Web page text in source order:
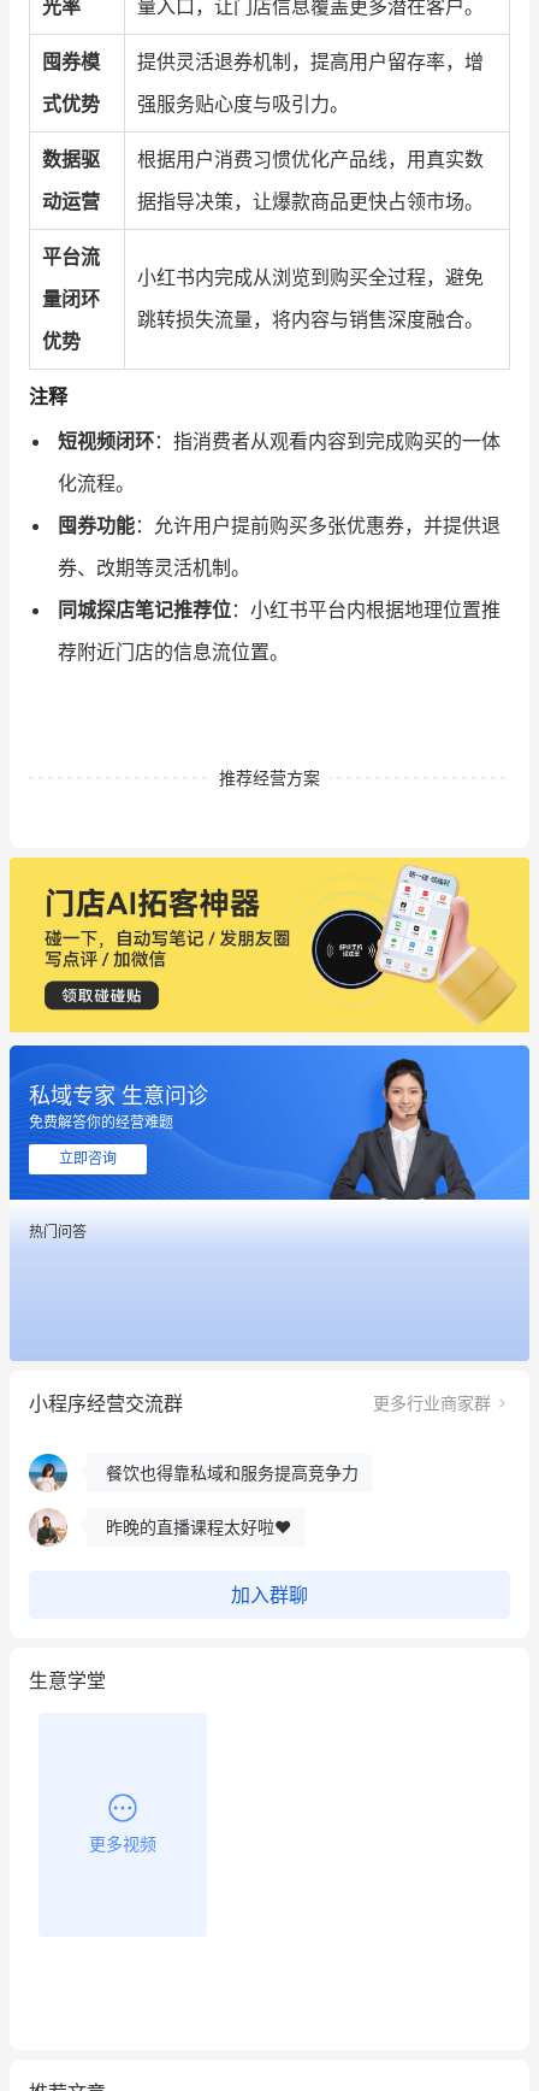
光率
量入口，让门店信息覆盖更多潜在客户。
囤券模
式优势
提供灵活退券机制，提高用户留存率，增
强服务贴心度与吸引力。
数据驱
动运营
根据用户消费习惯优化产品线，用真实数
据指导决策，让爆款商品更快占领市场。
平台流
量闭环
优势
小红书内完成从浏览到购买全过程，避免
跳转损失流量，将内容与销售深度融合。
注释
短视频闭环：指消费者从观看内容到完成购买的一体
化流程。
囤券功能：允许用户提前购买多张优惠券，并提供退
券、改期等灵活机制。
同城探店笔记推荐位：小红书平台内根据地理位置推
荐附近门店的信息流位置。
推荐经营方案
私域专家 生意问诊
免费解答你的经营难题
立即咨询
热门问答
小程序经营交流群 更多行业商家群
这个营销策划案例推荐大家看一下
用有赞就能在微信、小红书同时经营了
餐饮也得靠私域和服务提高竞争力
这个营销策划案例推荐大家看一下
用有赞就能在微信、小红书同时经营了
餐饮也得靠私域和服务提高竞争力
昨晚的直播课程太好啦❤️
加入群聊
生意学堂
更多视频